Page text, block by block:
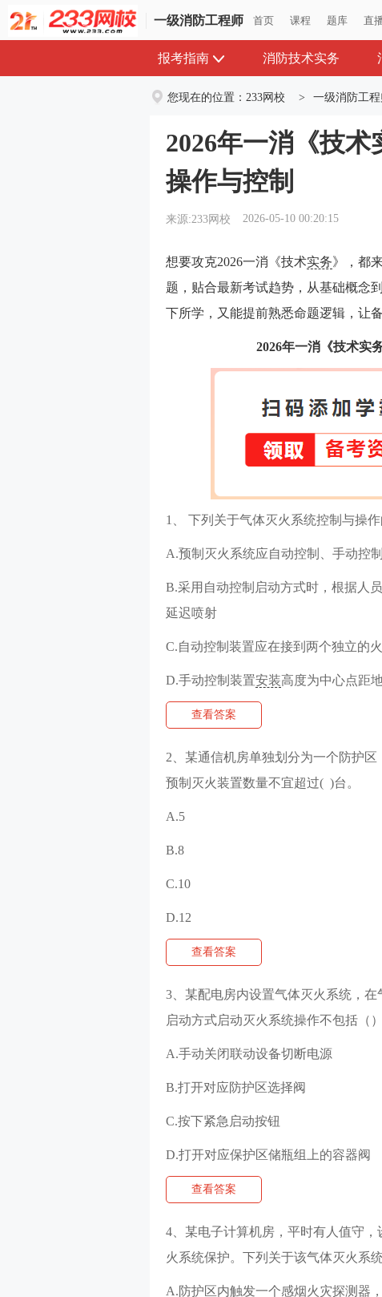
一级消防工程师 首页 课程 题库 直
报考指南 消防技术实务
您现在的位置： 233网校 > 一级消防工程
2026年一消《技
操作与控制
来源:233网校 2026-05-10 00:20:15
想要攻克2026一消《技术实务》，都
题，贴合最新考试趋势，从基础概念
下所学，又能提前熟悉命题逻辑，让
2026年一消《技术实
1、 下列关于气体灭火系统控制与
A.预制灭火系统应自动控制、手动控
B.采用自动控制启动方式时，根据人
延迟喷射
C.自动控制装置应在接到两个独立的
D.手动控制装置安装高度为中心点距
查看答案
2、某通信机房单独划分为一个防护
预制灭火装置数量不宜超过( )台。
A.5
B.8
C.10
D.12
查看答案
3、某配电房内设置气体灭火系统，
启动方式启动灭火系统操作不包括（）
A.手动关闭联动设备切断电源
B.打开对应防护区选择阀
C.按下紧急启动按钮
D.打开对应保护区储瓶组上的容器阀
查看答案
4、某电子计算机房，平时有人值守
火系统保护。下列关于该气体灭火系
A.防护区内触发一个感烟火灾探测器